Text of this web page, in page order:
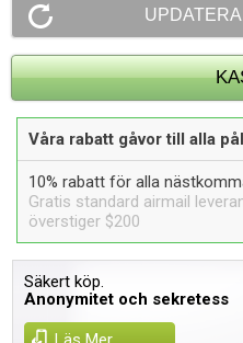
Våra rabatt gåvor till alla
10% rabatt för alla
Gratis standard airmail
överstiger $200
Säkert köp.
Anonymitet och sekretess